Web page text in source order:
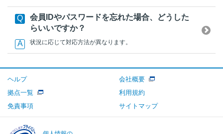
会員IDやパスワードを忘れた場合、どうした
らいいですか？
状況に応じて対応方法が異なります。
ヘルプ
会社概要
拠点一覧
利用規約
免責事項
サイトマップ